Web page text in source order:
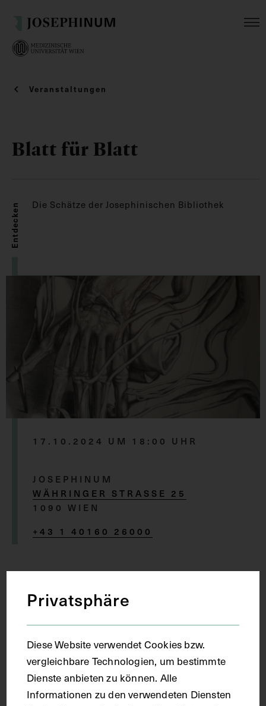
Veranstaltungen
Blatt für Blatt
Entdecken Die Schätze der Josephinischen Bibliothek
17.10.2024 UM 18:00 UHR
JOSEPHINUM
WÄHRINGER STRASSE 25
1090 WIEN
+43 1 40160 26000
Thema
In einer exklusiven Führung zeigt Bibliothekar Harald
Albrecht die einzigartigen Schätze aus dem
Präsentiert werden historische Bücher beginnend
Privatsphäre
Diese Website verwendet Cookies bzw.
vergleichbare Technologien, um bestimmte
Dienste anbieten zu können. Alle
Informationen zu den verwendeten Diensten